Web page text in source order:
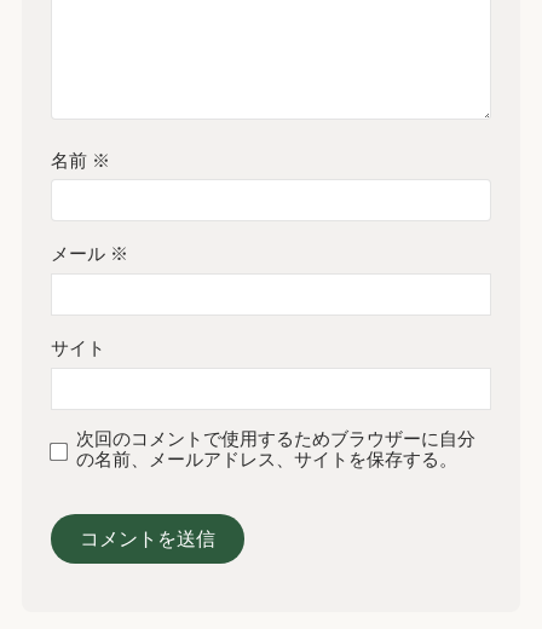
名前 ※
メール ※
サイト
次回のコメントで使用するためブラウザーに自分
の名前、メールアドレス、サイトを保存する。